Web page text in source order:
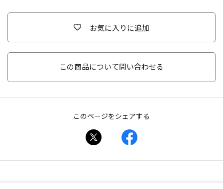
お気に入りに追加
この商品について問い合わせる
このページをシェアする